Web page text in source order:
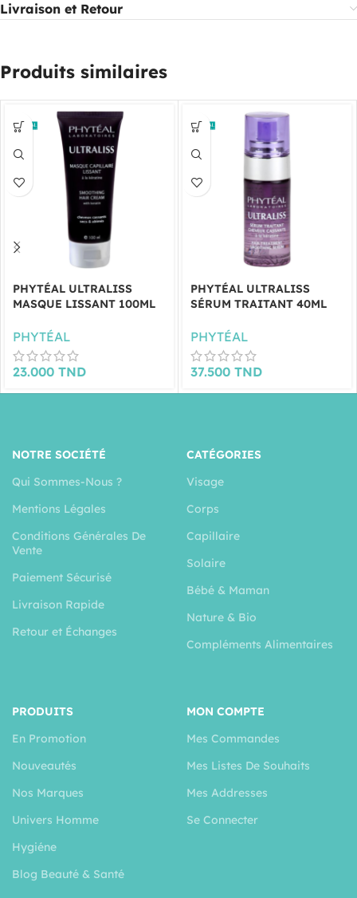
Livraison et Retour
Produits similaires
PHYTÉAL ULTRALISS
MASQUE LISSANT 100ML
PHYTÉAL
23.000 TND
PHYTÉAL ULTRALISS
SÉRUM TRAITANT 40ML
PHYTÉAL
37.500 TND
NOTRE SOCIÉTÉ
Qui Sommes-Nous ?
Mentions Légales
Conditions Générales De
Vente
Paiement Sécurisé
Livraison Rapide
Retour et Échanges
CATÉGORIES
Visage
Corps
Capillaire
Solaire
Bébé & Maman
Nature & Bio
Compléments Alimentaires
PRODUITS
En Promotion
Nouveautés
Nos Marques
Univers Homme
Hygiéne
Blog Beauté & Santé
MON COMPTE
Mes Commandes
Mes Listes De Souhaits
Mes Addresses
Se Connecter